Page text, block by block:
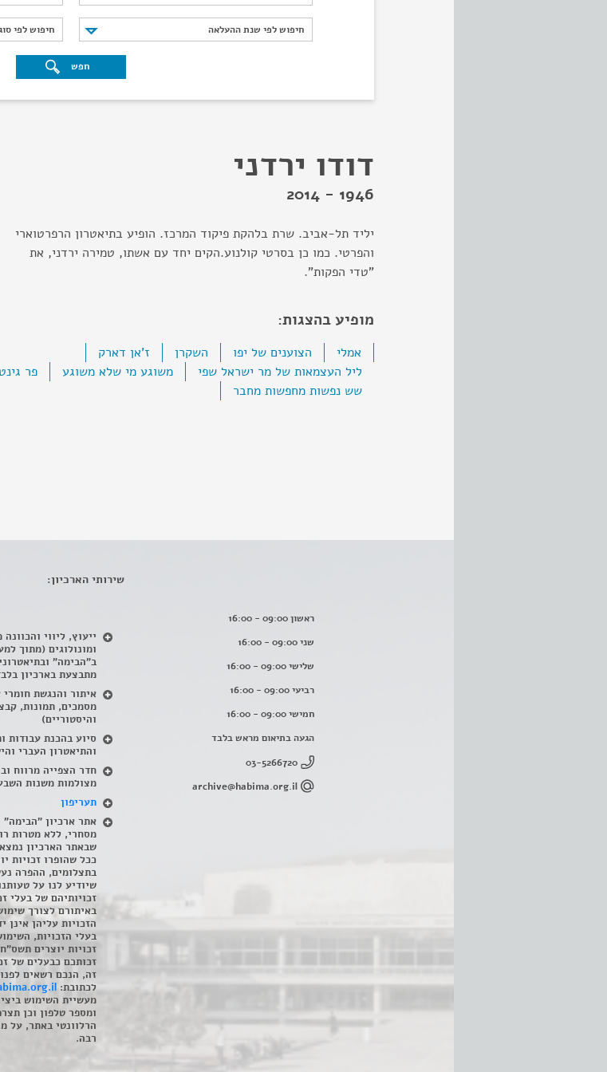
חיפוש לפי שנת ההעלאה
חיפוש לפי שנת ההעלאה חיפוש לפי
חיפוש לפי
חפש
דודו ירדני
1946 - 2014
יליד תל-אביב. שרת בלהקת פיקוד המרכז. הופיע בתיאטרון הרפרטוארי
והפרטי. כמו כן בסרטי קולנוע.הקים יחד עם אשתו, טמירה ירדני, את
"טדי הפקות".
מופיע בהצגות:
אמלי הצוענים של יפו השקרן
ז'אן דארק
ליל העצמאות של מר ישראל שפי
משוגע מי שלא משוגע
פר גינט
שש נפשות מחפשות מחבר
ראשון 09:00 - 16:00
שני 09:00 - 16:00
שלישי 09:00 - 16:00
רביעי 09:00 - 16:00
חמישי 09:00 - 16:00
הגעה בתיאום מראש בלבד
03-5266720
archive@habima.org.il
שירותי הארכיון:
ייעוץ, ליווי
ב"הבימה"
מתבצעת בארכיון
איתור והנגשת חומרי
מסמכים, תמונות,
והיסטוריים)
סיוע בהכנת עבודות
והתיאטרון העברי
מצולמות משנות
תעריפון
אתר ארכיון "הבימה"
מסחרי, ללא מטרות
שבאתר הארכיון
ככל שהופרו זכויות
בתצלומים, ההפרה
שיודיע לנו על
זכויותיהם של בעלי
באיתורם לצורך
הזכויות עליהן אינן
זכותכם כבעלים של
זה, הנכם רשאים
לכתובת:
מעשיית השימוש
ומספר טלפון וכן
הרלוונטי באתר, על
רבה.